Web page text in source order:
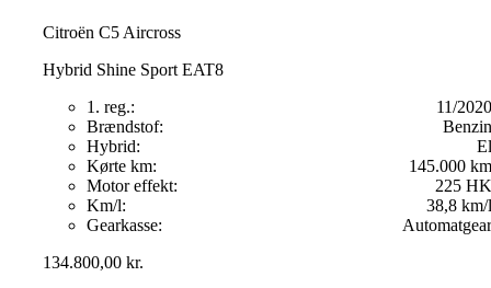
Citroën C5 Aircross
Hybrid Shine Sport EAT8
1. reg.:
11/2020
Brændstof:
Benzin
Hybrid:
El
Kørte km:
145.000 km
Motor effekt:
225 HK
Km/l:
38,8 km/l
Gearkasse:
Automatgear
134.800,00kr.